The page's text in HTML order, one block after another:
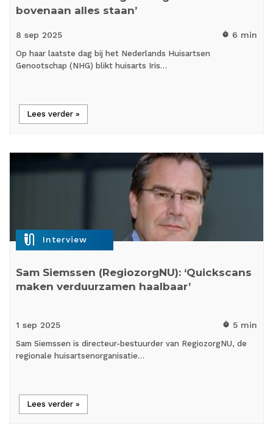
bovenaan alles staan’
8 sep 2025 timer 6 min
Op haar laatste dag bij het Nederlands Huisartsen
Genootschap (NHG) blikt huisarts Iris…
Lees verder »
mic_external_on Interview
Sam Siemssen (RegiozorgNU): ‘Quickscans
maken verduurzamen haalbaar’
1 sep 2025 timer 5 min
Sam Siemssen is directeur-bestuurder van RegiozorgNU, de
regionale huisartsenorganisatie…
Lees verder »